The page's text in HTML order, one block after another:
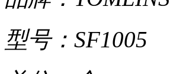
型号：SF1005